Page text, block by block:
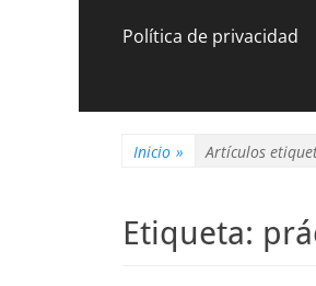
contenido
Política de privacidad
Inicio » Artículos
Etiqueta: